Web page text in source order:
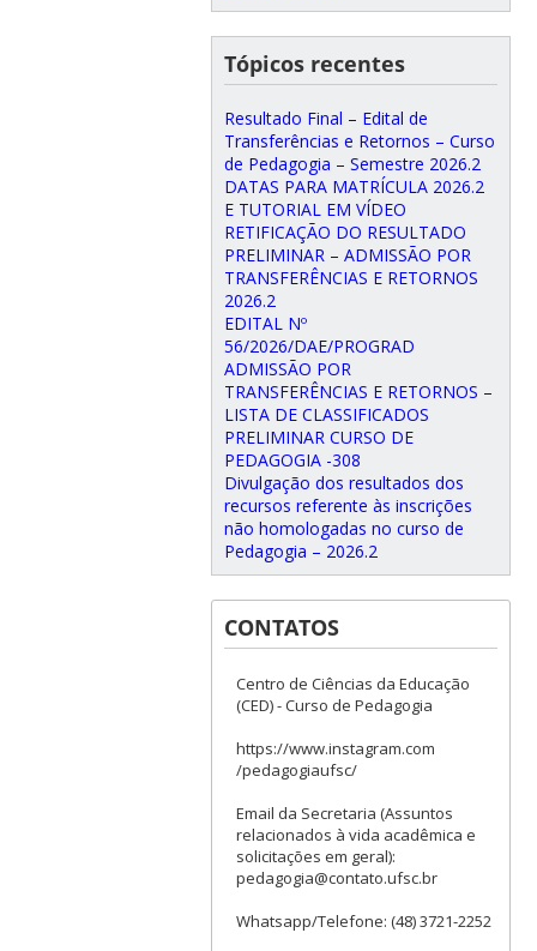
Tópicos recentes
Resultado Final – Edital de
Transferências e Retornos – Curso
de Pedagogia – Semestre 2026.2
DATAS PARA MATRÍCULA 2026.2
E TUTORIAL EM VÍDEO
RETIFICAÇÃO DO RESULTADO
PRELIMINAR – ADMISSÃO POR
TRANSFERÊNCIAS E RETORNOS
2026.2
EDITAL Nº
56/2026/DAE/PROGRAD
ADMISSÃO POR
TRANSFERÊNCIAS E RETORNOS –
LISTA DE CLASSIFICADOS
PRELIMINAR CURSO DE
PEDAGOGIA -308
Divulgação dos resultados dos
recursos referente às inscrições
não homologadas no curso de
Pedagogia – 2026.2
CONTATOS
Centro de Ciências da Educação
(CED) - Curso de Pedagogia
https://www.instagram.com
/pedagogiaufsc/
Email da Secretaria (Assuntos
relacionados à vida acadêmica e
solicitações em geral):
pedagogia@contato.ufsc.br
Whatsapp/Telefone: (48) 3721-2252